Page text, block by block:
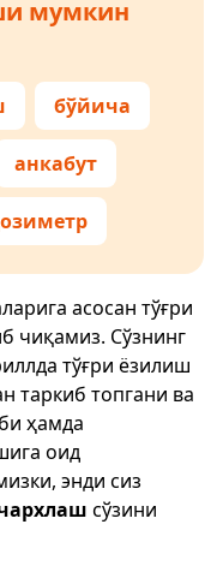
мумкин
бўйича
анкабут
асосан тўғри
чиқамиз. Сўзнинг
тўғри ёзилиш
таркиб топгани ва
ҳамда
оид
энди сиз
сўзини